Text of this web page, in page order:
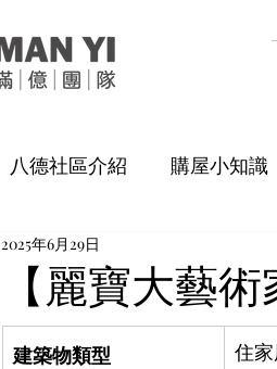
八德社區介紹 購屋小知識
【麗寶大藝術
2025年6月29日
建築物類型 住家